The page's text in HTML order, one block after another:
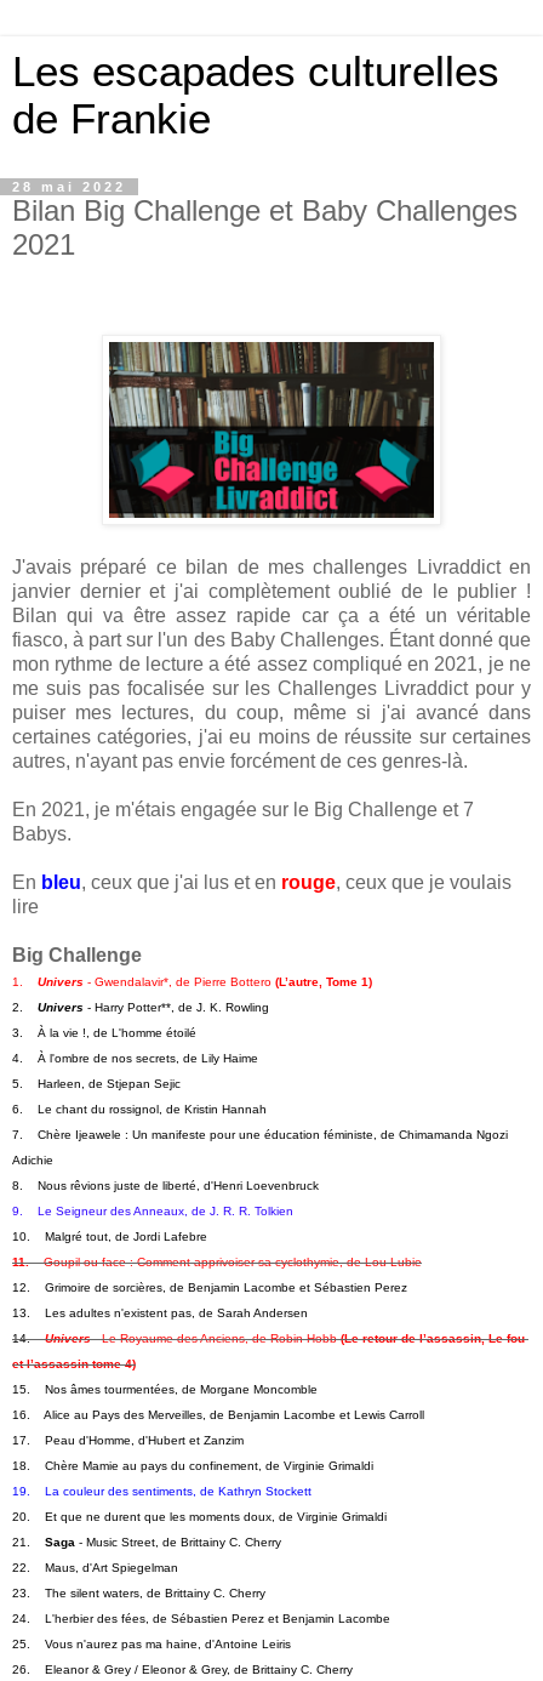
Les escapades culturelles
de Frankie
28 mai 2022
Bilan Big Challenge et Baby Challenges
2021
J'avais préparé ce bilan de mes challenges Livraddict en
janvier dernier et j'ai complètement oublié de le publier !
Bilan qui va être assez rapide car ça a été un véritable
fiasco, à part sur l'un des Baby Challenges. Étant donné que
mon rythme de lecture a été assez compliqué en 2021, je ne
me suis pas focalisée sur les Challenges Livraddict pour y
puiser mes lectures, du coup, même si j'ai avancé dans
certaines catégories, j'ai eu moins de réussite sur certaines
autres, n'ayant pas envie forcément de ces genres-là.
En 2021, je m'étais engagée sur le Big Challenge et 7
Babys.
En bleu, ceux que j'ai lus et en rouge, ceux que je voulais
lire
Big Challenge
1. Univers - Gwendalavir*, de Pierre Bottero (L’autre, Tome 1)
2. Univers - Harry Potter**, de J. K. Rowling
3.    À la vie !, de L'homme étoilé
4.    À l'ombre de nos secrets, de Lily Haime
5.    Harleen, de Stjepan Sejic
6.    Le chant du rossignol, de Kristin Hannah
7.    Chère Ijeawele : Un manifeste pour une éducation féministe, de Chimamanda Ngozi
Adichie
8.    Nous rêvions juste de liberté, d'Henri Loevenbruck
9.    Le Seigneur des Anneaux, de J. R. R. Tolkien
10.    Malgré tout, de Jordi Lafebre
11. Goupil ou face : Comment apprivoiser sa cyclothymie, de Lou Lubie
12.    Grimoire de sorcières, de Benjamin Lacombe et Sébastien Perez
13.    Les adultes n'existent pas, de Sarah Andersen
14. Univers - Le Royaume des Anciens, de Robin Hobb (Le retour de l’assassin, Le fou
et l’assassin tome 4)
15.    Nos âmes tourmentées, de Morgane Moncomble
16.    Alice au Pays des Merveilles, de Benjamin Lacombe et Lewis Carroll
17.    Peau d'Homme, d'Hubert et Zanzim
18.    Chère Mamie au pays du confinement, de Virginie Grimaldi
19.    La couleur des sentiments, de Kathryn Stockett
20.    Et que ne durent que les moments doux, de Virginie Grimaldi
21. Saga - Music Street, de Brittainy C. Cherry
22.    Maus, d'Art Spiegelman
23.    The silent waters, de Brittainy C. Cherry
24.    L'herbier des fées, de Sébastien Perez et Benjamin Lacombe
25.    Vous n'aurez pas ma haine, d'Antoine Leiris
26.    Eleanor & Grey / Eleonor & Grey, de Brittainy C. Cherry